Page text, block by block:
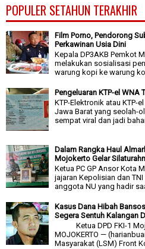
POPULER SETAHUN TERAKHIR
Film Porno, Pendorong
Perkawinan Usia Dini
Kepala DP3AKB Pemkot
melakukan sosialisasi
warung kopi ke warung
Pengeluaran KTP-el WNA
KTP-Elektronik atau KTP-
Jawa Barat yang seolah-
sempat viral dan jadi
Dalam Rangka Haul
Mojokerto Gelar
Ketua PC GP Ansor Kota
jajaran Kepolisian dan
anggota NU yang hadir
Kasus Dana Hibah
Segera Sentuh Kalangan
Ketua DPD FKI-1
MOJOKERTO —
Masyarakat (LSM) Front